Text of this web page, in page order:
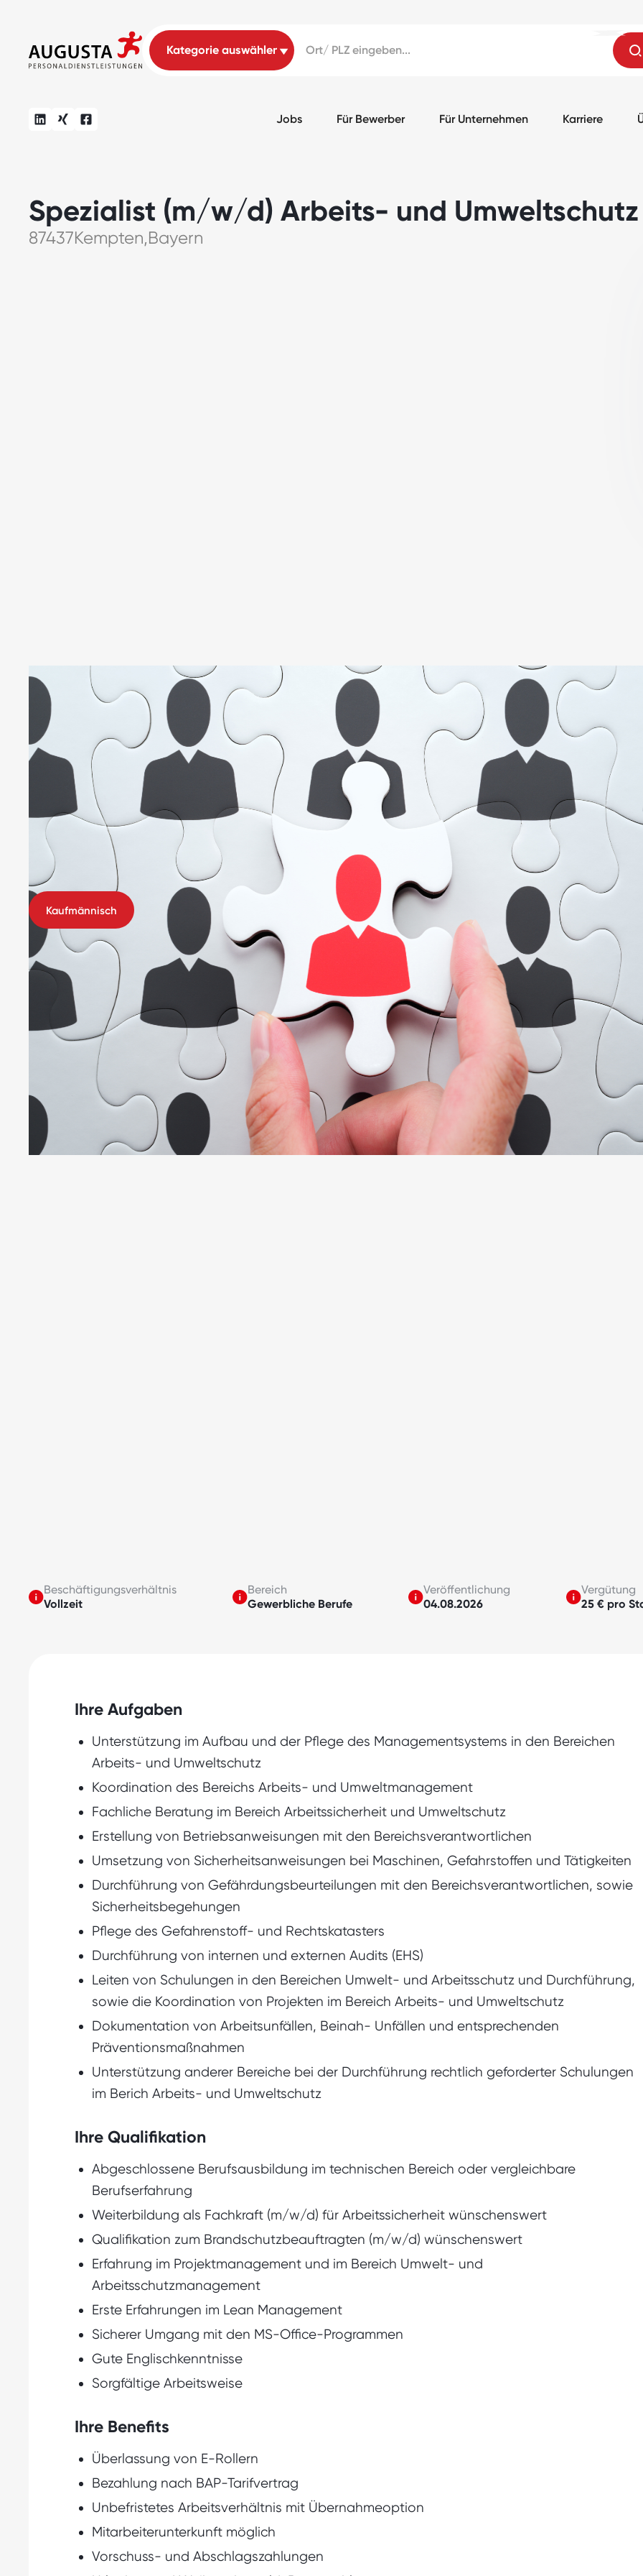
Jobs Für Bewerber Für Unternehmen Karriere
Spezialist (m/w/d) Arbeits- und Umweltschutz
87437Kempten,Bayern
Kaufmännisch
Beschäftigungsverhältnis
Vollzeit
Bereich
Gewerbliche Berufe
Veröffentlichung
04.08.2026
Vergütung
25 € pro
Ihre Aufgaben
Unterstützung im Aufbau und der Pflege des Managementsystems in den Bereichen
Arbeits- und Umweltschutz
Koordination des Bereichs Arbeits- und Umweltmanagement
Fachliche Beratung im Bereich Arbeitssicherheit und Umweltschutz
Erstellung von Betriebsanweisungen mit den Bereichsverantwortlichen
Umsetzung von Sicherheitsanweisungen bei Maschinen, Gefahrstoffen und Tätigkeiten
Durchführung von Gefährdungsbeurteilungen mit den Bereichsverantwortlichen, sowie
Sicherheitsbegehungen
Pflege des Gefahrenstoff- und Rechtskatasters
Durchführung von internen und externen Audits (EHS)
Leiten von Schulungen in den Bereichen Umwelt- und Arbeitsschutz und Durchführung,
sowie die Koordination von Projekten im Bereich Arbeits- und Umweltschutz
Dokumentation von Arbeitsunfällen, Beinah- Unfällen und entsprechenden
Präventionsmaßnahmen
Unterstützung anderer Bereiche bei der Durchführung rechtlich geforderter Schulungen
im Berich Arbeits- und Umweltschutz
Ihre Qualifikation
Abgeschlossene Berufsausbildung im technischen Bereich oder vergleichbare
Berufserfahrung
Weiterbildung als Fachkraft (m/w/d) für Arbeitssicherheit wünschenswert
Qualifikation zum Brandschutzbeauftragten (m/w/d) wünschenswert
Erfahrung im Projektmanagement und im Bereich Umwelt- und
Arbeitsschutzmanagement
Erste Erfahrungen im Lean Management
Sicherer Umgang mit den MS-Office-Programmen
Gute Englischkenntnisse
Sorgfältige Arbeitsweise
Ihre Benefits
Überlassung von E-Rollern
Bezahlung nach BAP-Tarifvertrag
Unbefristetes Arbeitsverhältnis mit Übernahmeoption
Mitarbeiterunterkunft möglich
Vorschuss- und Abschlagszahlungen